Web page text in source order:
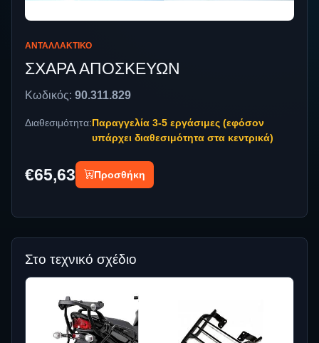
ΑΝΤΑΛΛΑΚΤΙΚΌ
ΣΧΑΡΑ ΑΠΟΣΚΕΥΩΝ
Κωδικός: 90.311.829
Διαθεσιμότητα:Παραγγελία 3-5 εργάσιμες (εφόσον
υπάρχει διαθεσιμότητα στα κεντρικά)
€65,63 Προσθήκη
Στο τεχνικό σχέδιο